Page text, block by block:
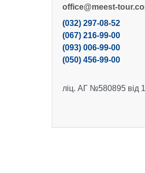
office@meest-
(032) 297-08-52
(067) 216-99-00
(093) 006-99-00
(050) 456-99-00
ліц. АГ №580895 від